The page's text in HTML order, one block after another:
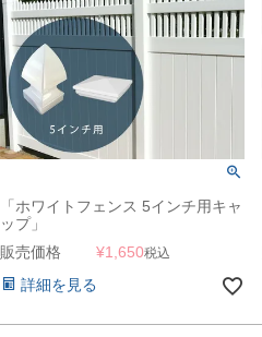
「ホワイトフェンス 5インチ用キャ
ップ」
販売価格
¥1,650税込
詳細を見る